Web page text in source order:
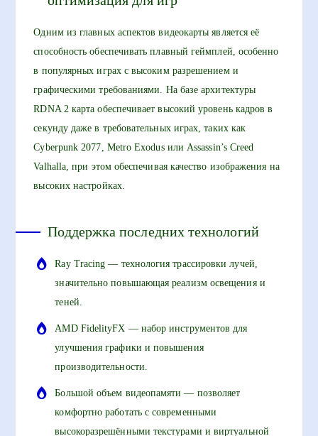
Одним из главных аспектов видеокарты является её
способность обеспечивать плавный геймплей, особенно
в популярных играх с высоким разрешением и
графическими требованиями. На базе архитектуры
RDNA 2 карта обеспечивает высокий уровень кадров в
секунду даже в требовательных играх, таких как
Cyberpunk 2077, Metro Exodus или Assassin’s Creed
Valhalla, при этом обеспечивая качество изображения на
высоких настройках.
Поддержка последних технологий
Ray Tracing — технология трассировки лучей,
значительно повышающая реализм освещения и
теней.
AMD FidelityFX — набор инструментов для
улучшения графики и повышения
производительности.
Большой объем видеопамяти — позволяет
комфортно работать с современными
высокоразрешёнными текстурами и виртуальной